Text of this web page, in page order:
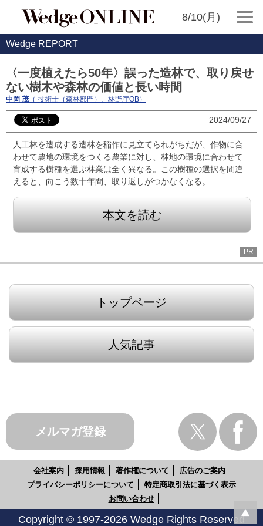
8/10(月)
Wedge REPORT
〈一度植えたら50年〉誤った造林で、取り戻せ
ない樹木や森林の価値と長い時間
中岡 茂 （ 技術士（森林部門）、林野庁OB）
2024/09/27
人工林を造成する造林を稲作に見立てられがちだが、作物に合
わせて農地の環境をつくる農業に対し、林地の環境に合わせて
育成する樹種を選ぶ林業は全く異なる。この樹種の選択を間違
えると、向こう数十年間、取り返しがつかなくなる。
本文を読む
PR
トップページ
人気記事
メルマガ登録
会社案内 採用情報 著作権について
広告のご案内
プライバシーポリシーについて
特定商取引法に基づく表示
お問い合わせ
Copyright © 1997-2026 Wedge Rights Reserved